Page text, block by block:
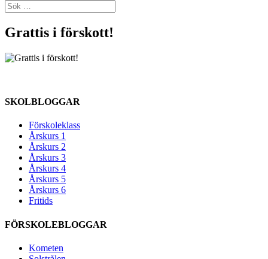
Grattis i förskott!
SKOLBLOGGAR
Förskoleklass
Årskurs 1
Årskurs 2
Årskurs 3
Årskurs 4
Årskurs 5
Årskurs 6
Fritids
FÖRSKOLEBLOGGAR
Kometen